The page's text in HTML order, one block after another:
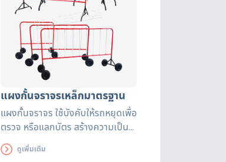
แผงกั้นจราจรเหล็กมาตรฐาน
แผงกั้นจราจร ใช้บังคับให้รถหยุดเพื่อ
ตรวจ หรือแลกบัตร สร้างความเป็น
ระเบียบ และความปลอดภัยในอาคาร
หรืออาคารหน่วยงานต่าง ๆ
ดูเพิ่มเติม